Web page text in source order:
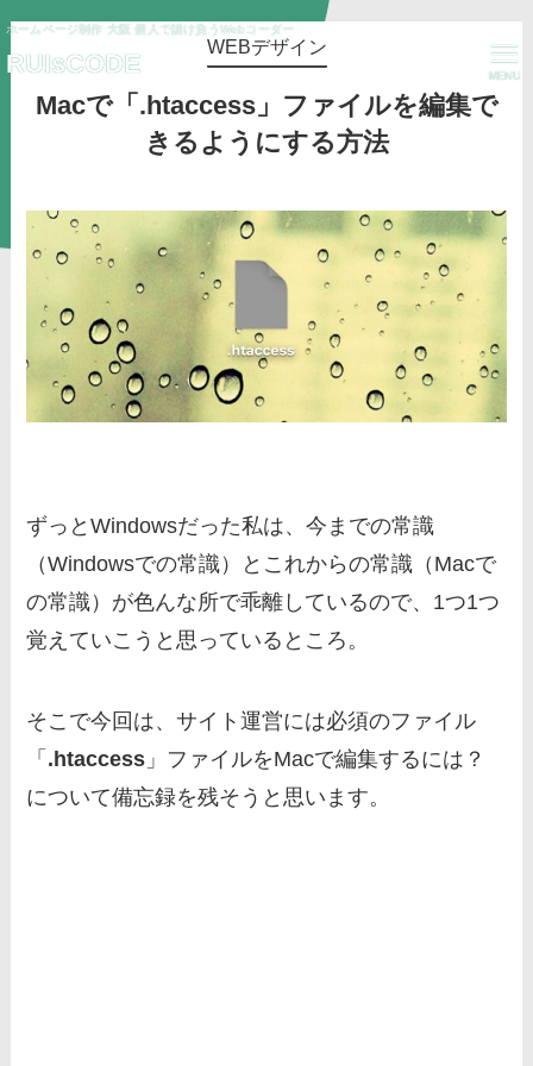
RUIsCODE
ホームページ制作 大阪 個人で請け負うWebコーダー
MENU
WEBデザイン
Macで「.htaccess」ファイルを編集で
きるようにする方法
ずっとWindowsだった私は、今までの常識
（Windowsでの常識）とこれからの常識（Macで
の常識）が色んな所で乖離しているので、1つ1つ
覚えていこうと思っているところ。
そこで今回は、サイト運営には必須のファイル
「 .htaccess 」ファイルをMacで編集するには？
について備忘録を残そうと思います。